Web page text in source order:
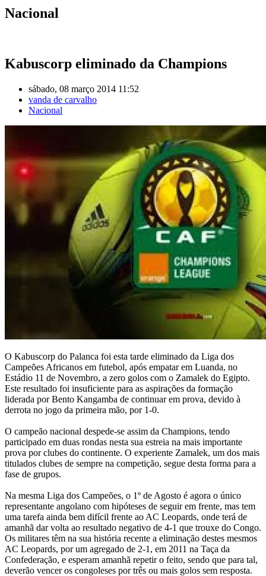
Nacional
Kabuscorp eliminado da Champions
sábado, 08 março 2014 11:52
vanda de carvalho
Nacional
O Kabuscorp do Palanca foi esta tarde eliminado da Liga dos
Campeões Africanos em futebol, após empatar em Luanda, no
Estádio 11 de Novembro, a zero golos com o Zamalek do Egipto.
Este resultado foi insuficiente para as aspirações da formação
liderada por Bento Kangamba de continuar em prova, devido à
derrota no jogo da primeira mão, por 1-0.
O campeão nacional despede-se assim da Champions, tendo
participado em duas rondas nesta sua estreia na mais importante
prova por clubes do continente. O experiente Zamalek, um dos mais
titulados clubes de sempre na competição, segue desta forma para a
fase de grupos.
Na mesma Liga dos Campeões, o 1º de Agosto é agora o único
representante angolano com hipóteses de seguir em frente, mas tem
uma tarefa ainda bem difícil frente ao AC Leopards, onde terá de
amanhã dar volta ao resultado negativo de 4-1 que trouxe do Congo.
Os militares têm na sua história recente a eliminação destes mesmos
AC Leopards, por um agregado de 2-1, em 2011 na Taça da
Confederação, e esperam amanhã repetir o feito, sendo que para tal,
deverão vencer os congoleses por três ou mais golos sem resposta.